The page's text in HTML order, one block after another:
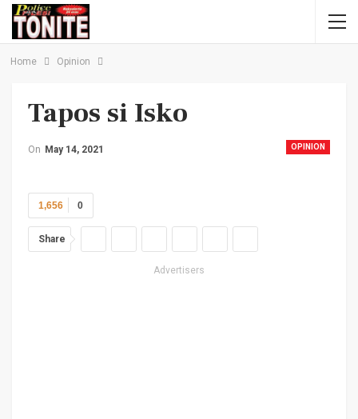
Home Opinion
Tapos si Isko
OPINION
On May 14, 2021
0
1,656
Share
Advertisers